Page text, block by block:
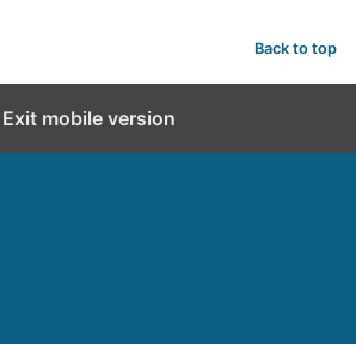
Back to top
Exit mobile version